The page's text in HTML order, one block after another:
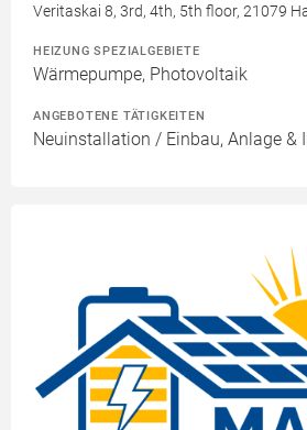
Veritaskai 8, 3rd, 4th, 5th floor, 21079
HEIZUNG SPEZIALGEBIETE
Wärmepumpe, Photovoltaik
ANGEBOTENE TÄTIGKEITEN
Neuinstallation / Einbau, Anlage &